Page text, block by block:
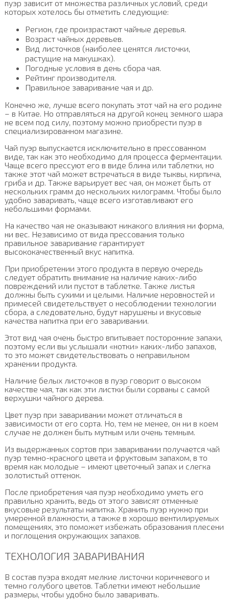
пуэр зависит от множества различных условий, среди
которых хотелось бы отметить следующие:
Регион, где произрастают чайные деревья.
Возраст чайных деревьев.
Вид листочков (наиболее ценятся листочки,
растущие на макушках).
Погодные условия в день сбора чая.
Рейтинг производителя.
Правильное заваривание чая и др.
Конечно же, лучше всего покупать этот чай на его родине
– в Китае. Но отправляться на другой конец земного шара
не всем под силу, поэтому можно приобрести пуэр в
специализированном магазине.
Чай пуэр выпускается исключительно в прессованном
виде, так как это необходимо для процесса ферментации.
Чаще всего прессуют его в виде блина или таблетки, но
также этот чай может встречаться в виде тыквы, кирпича,
гриба и др. Также варьирует вес чая, он может быть от
нескольких грамм до нескольких килограмм. Чтобы было
удобно заваривать, чаще всего изготавливают его
небольшими формами.
На качество чая не оказывают никакого влияния ни форма,
ни вес. Независимо от вида прессования только
правильное заваривание гарантирует
высококачественный вкус напитка.
При приобретении этого продукта в первую очередь
следует обратить внимание на наличие каких-либо
повреждений или пустот в таблетке. Также листья
должны быть сухими и целыми. Наличие неровностей и
примесей свидетельствует о несоблюдении технологии
сбора, а следовательно, будут нарушены и вкусовые
качества напитка при его заваривании.
Этот вид чая очень быстро впитывает посторонние запахи,
поэтому если вы услышали «нотки» каких-либо запахов,
то это может свидетельствовать о неправильном
хранении продукта.
Наличие белых листочков в пуэр говорит о высоком
качестве чая, так как эти листки были сорваны с самой
верхушки чайного дерева.
Цвет пуэр при заваривании может отличаться в
зависимости от его сорта. Но, тем не менее, он ни в коем
случае не должен быть мутным или очень темным.
Из выдержанных сортов при заваривании получается чай
пуэр темно-красного цвета и фруктовым запахом, в то
время как молодые – имеют цветочный запах и слегка
золотистый оттенок.
После приобретения чая пуэр необходимо уметь его
правильно хранить, ведь от этого зависят отменные
вкусовые результаты напитка. Хранить пуэр нужно при
умеренной влажности, а также в хорошо вентилируемых
помещениях, это поможет избежать образования плесени
и поглощения окружающих запахов.
ТЕХНОЛОГИЯ ЗАВАРИВАНИЯ
В состав пуэра входят мелкие листочки коричневого и
темно голубого цветов. Таблетки имеют небольшие
размеры, чтобы удобно было заваривать.